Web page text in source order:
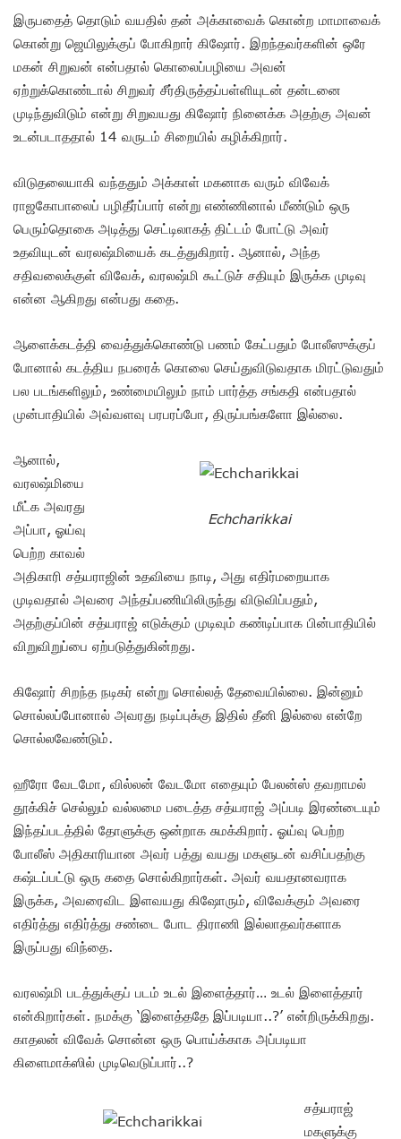
இருபதைத் தொடும் வயதில் தன் அக்காவைக் கொன்ற மாமாவைக்
கொன்று ஜெயிலுக்குப் போகிறார் கிஷோர். இறந்தவர்களின் ஒரே
மகன் சிறுவன் என்பதால் கொலைப்பழியை அவன்
ஏற்றுக்கொண்டால் சிறுவர் சீர்திருத்தப்பள்ளியுடன் தன்டனை
முடிந்துவிடும் என்று சிறுவயது கிஷோர் நினைக்க அதற்கு அவன்
உடன்படாததால் 14 வருடம் சிறையில் கழிக்கிறார்.
விடுதலையாகி வந்ததும் அக்காள் மகனாக வரும் விவேக்
ராஜகோபாலைப் பழிதீர்ப்பார் என்று எண்ணினால் மீண்டும் ஒரு
பெரும்தொகை அடித்து செட்டிலாகத் திட்டம் போட்டு அவர்
உதவியுடன் வரலஷ்மியைக் கடத்துகிறார். ஆனால், அந்த
சதிவலைக்குள் விவேக், வரலஷ்மி கூட்டுச் சதியும் இருக்க முடிவு
என்ன ஆகிறது என்பது கதை.
ஆளைக்கடத்தி வைத்துக்கொண்டு பணம் கேட்பதும் போலீஸுக்குப்
போனால் கடத்திய நபரைக் கொலை செய்துவிடுவதாக மிரட்டுவதும்
பல படங்களிலும், உண்மையிலும் நாம் பார்த்த சங்கதி என்பதால்
முன்பாதியில் அவ்வளவு பரபரப்போ, திருப்பங்களோ இல்லை.
Echcharikkai
ஆனால்,
வரலஷ்மியை
மீட்க அவரது
அப்பா, ஓய்வு
பெற்ற காவல்
அதிகாரி சத்யராஜின் உதவியை நாடி, அது எதிர்மறையாக
முடிவதால் அவரை அந்தப்பணியிலிருந்து விடுவிப்பதும்,
அதற்குப்பின் சத்யராஜ் எடுக்கும் முடிவும் கண்டிப்பாக பின்பாதியில்
விறுவிறுப்பை ஏற்படுத்துகின்றது.
கிஷோர் சிறந்த நடிகர் என்று சொல்லத் தேவையில்லை. இன்னும்
சொல்லப்போனால் அவரது நடிப்புக்கு இதில் தீனி இல்லை என்றே
சொல்லவேண்டும்.
ஹீரோ வேடமோ, வில்லன் வேடமோ எதையும் பேலன்ஸ் தவறாமல்
தூக்கிச் செல்லும் வல்லமை படைத்த சத்யராஜ் அப்படி இரண்டையும்
இந்தப்படத்தில் தோளுக்கு ஒன்றாக சுமக்கிறார். ஓய்வு பெற்ற
போலீஸ் அதிகாரியான அவர் பத்து வயது மகளுடன் வசிப்பதற்கு
கஷ்டப்பட்டு ஒரு கதை சொல்கிறார்கள். அவர் வயதானவராக
இருக்க, அவரைவிட இளவயது கிஷோரும், விவேக்கும் அவரை
எதிர்த்து எதிர்த்து சண்டை போட திராணி இல்லாதவர்களாக
இருப்பது விந்தை.
வரலஷ்மி படத்துக்குப் படம் உடல் இளைத்தார்… உடல் இளைத்தார்
என்கிறார்கள். நமக்கு ‘இளைத்ததே இப்படியா..?’ என்றிருக்கிறது.
காதலன் விவேக் சொன்ன ஒரு பொய்க்காக அப்படியா
கிளைமாக்ஸில் முடிவெடுப்பார்..?
சத்யராஜ்
மகளுக்கு